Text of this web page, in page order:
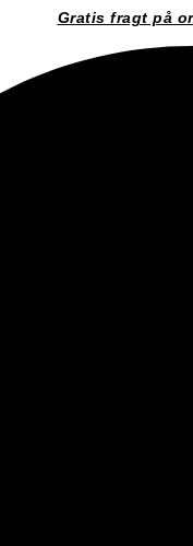
Gratis fragt på